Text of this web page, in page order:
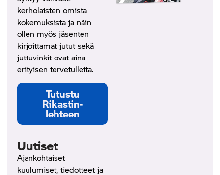
kerholaisten omista
kokemuksista ja näin
ollen myös jäsenten
kirjoittamat jutut sekä
juttuvinkit ovat aina
erityisen tervetulleita.
Tutustu
Rikastin-
lehteen
Uutiset
Ajankohtaiset
kuulumiset, tiedotteet ja